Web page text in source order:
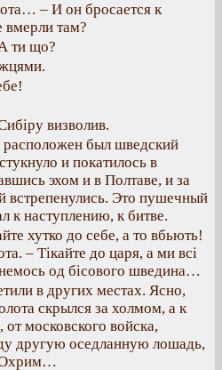
– И он бросается к
вмерли там?
ти що?
визволив.
расположен был шведский
и покатилось в
эхом и в Полтаве, и за
встрепенулись. Это пушечный
к наступлению, к битве.
хутко до себе, а то вбьють!
– Тікайте до царя, а ми всі
од бісового шведина…
в других местах. Ясно,
скрылся за холмом, а к
московского войска,
другую оседланную лошадь,
Охрим…